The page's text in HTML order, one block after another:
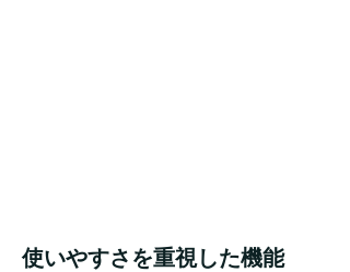
使いやすさを重視した機能